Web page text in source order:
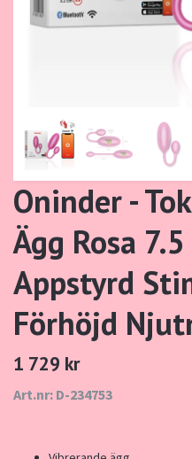
Oninder -
Ägg Rosa
Appstyrd
Förhöjd
1 729 kr
Art.nr: D-234753